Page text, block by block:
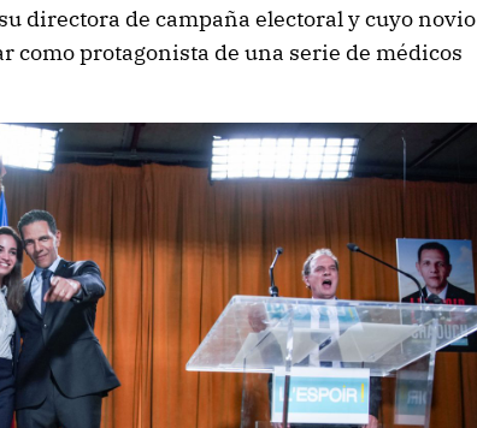
directora de campaña electoral y cuyo novio
como protagonista de una serie de médicos